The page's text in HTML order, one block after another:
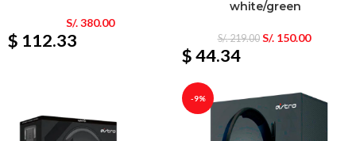
S/.380.00
$ 112.33
white/green
S/.219.00 S/.150.00
$ 44.34
-9%